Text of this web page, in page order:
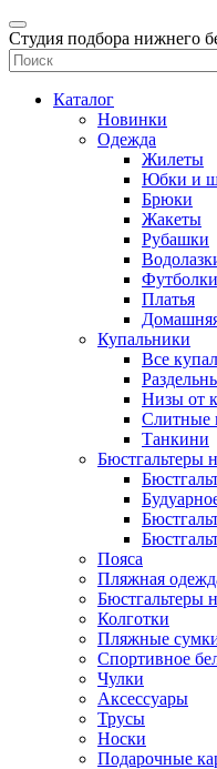
Студия подбора нижнего
Каталог
Новинки
Одежда
Жилеты
Юбки и
Брюки
Жакеты
Рубашки
Футболки
Платья
Купальники
Все
Низы от
Слитные
Танкини
Бюстгальтеры
Пояса
Пляжная
Бюстгальтеры
Колготки
Пляжные
Спортивное
Чулки
Аксессуары
Трусы
Носки
Подарочные